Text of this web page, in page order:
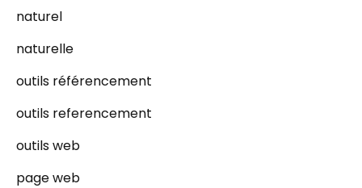
naturel
naturelle
outils référencement
outils referencement
outils web
page web